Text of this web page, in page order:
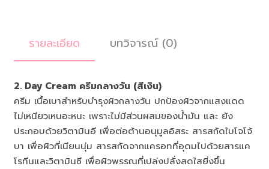
รายละเอียด บทวิจารณ์ (0)
2. Day Cream ครีมกลางวัน (สีเงิน)
ครีม เนื้อเบาสำหรับบำรุงผิวกลางวัน ปกป้องผิวจากแสงแดด
ไม่เหนียวเหนอะหนะ เพราะไม่มีส่วนผสมของน้ำมัน และ ยัง
ประกอบด้วยวิตามินอี เพื่อต่อต้านอนุมูลอิสระ สารสกัดใบโจโจ้
บา เพื่อผิวที่เนียนนุ่ม สารสกัดจากแครอทที่อุดมไปด้วยสารแค
โรทีนและวิตามินซี เพื่อผิวพรรณที่เปล่งปลั่งสดใสยิ่งขึ้น